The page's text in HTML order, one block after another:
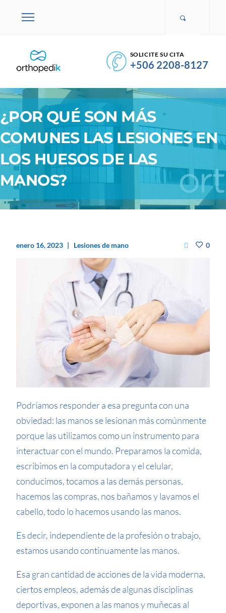
SOLICITE SU CITA
+506 2208-8127
¿POR QUÉ SON MÁS
COMUNES LAS LESIONES EN
LOS HUESOS DE LAS
MANOS?
enero 16, 2023 Lesiones de mano 0
Podríamos responder a esa pregunta con una
obviedad: las manos se lesionan más comúnmente
porque las utilizamos como un instrumento para
interactuar con el mundo. Preparamos la comida,
escribimos en la computadora y el celular,
conducimos, tocamos a las demás personas,
hacemos las compras, nos bañamos y lavamos el
cabello, todo lo hacemos usando las manos.
Es decir, independiente de la profesión o trabajo,
estamos usando continuamente las manos.
Esa gran cantidad de acciones de la vida moderna,
ciertos empleos, además de algunas disciplinas
deportivas, exponen a las manos y muñecas al